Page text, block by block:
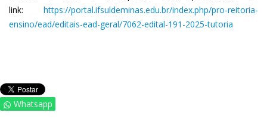
link: https://portal.ifsuldeminas.edu.br/index.php/pro-reitoria-
ensino/ead/editais-ead-geral/7062-edital-191-2025-tutoria
Whatsapp